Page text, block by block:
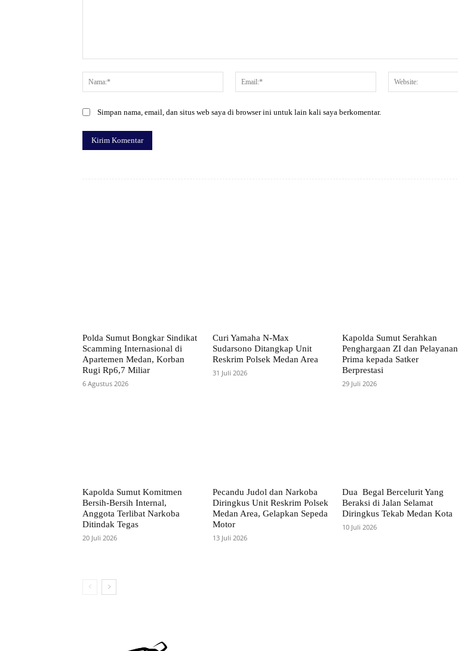
Nama:*
Email:*
Simpan nama, email, dan situs web saya di browser ini untuk lain kali saya berkomentar.
Polda Sumut Bongkar Sindikat
Scamming Internasional di
Apartemen Medan, Korban
Rugi Rp6,7 Miliar
6 Agustus 2026
Curi Yamaha N-Max
Sudarsono Ditangkap Unit
Reskrim Polsek Medan Area
31 Juli 2026
Kapolda Sumut Serahkan
Penghargaan ZI dan Pelayanan
Prima kepada Satker
Berprestasi
29 Juli 2026
Kapolda Sumut Komitmen
Bersih-Bersih Internal,
Anggota Terlibat Narkoba
Ditindak Tegas
20 Juli 2026
Pecandu Judol dan Narkoba
Diringkus Unit Reskrim Polsek
Medan Area, Gelapkan Sepeda
Motor
13 Juli 2026
Dua Begal Bercelurit Yang
Beraksi di Jalan Selamat
Diringkus Tekab Medan Kota
10 Juli 2026